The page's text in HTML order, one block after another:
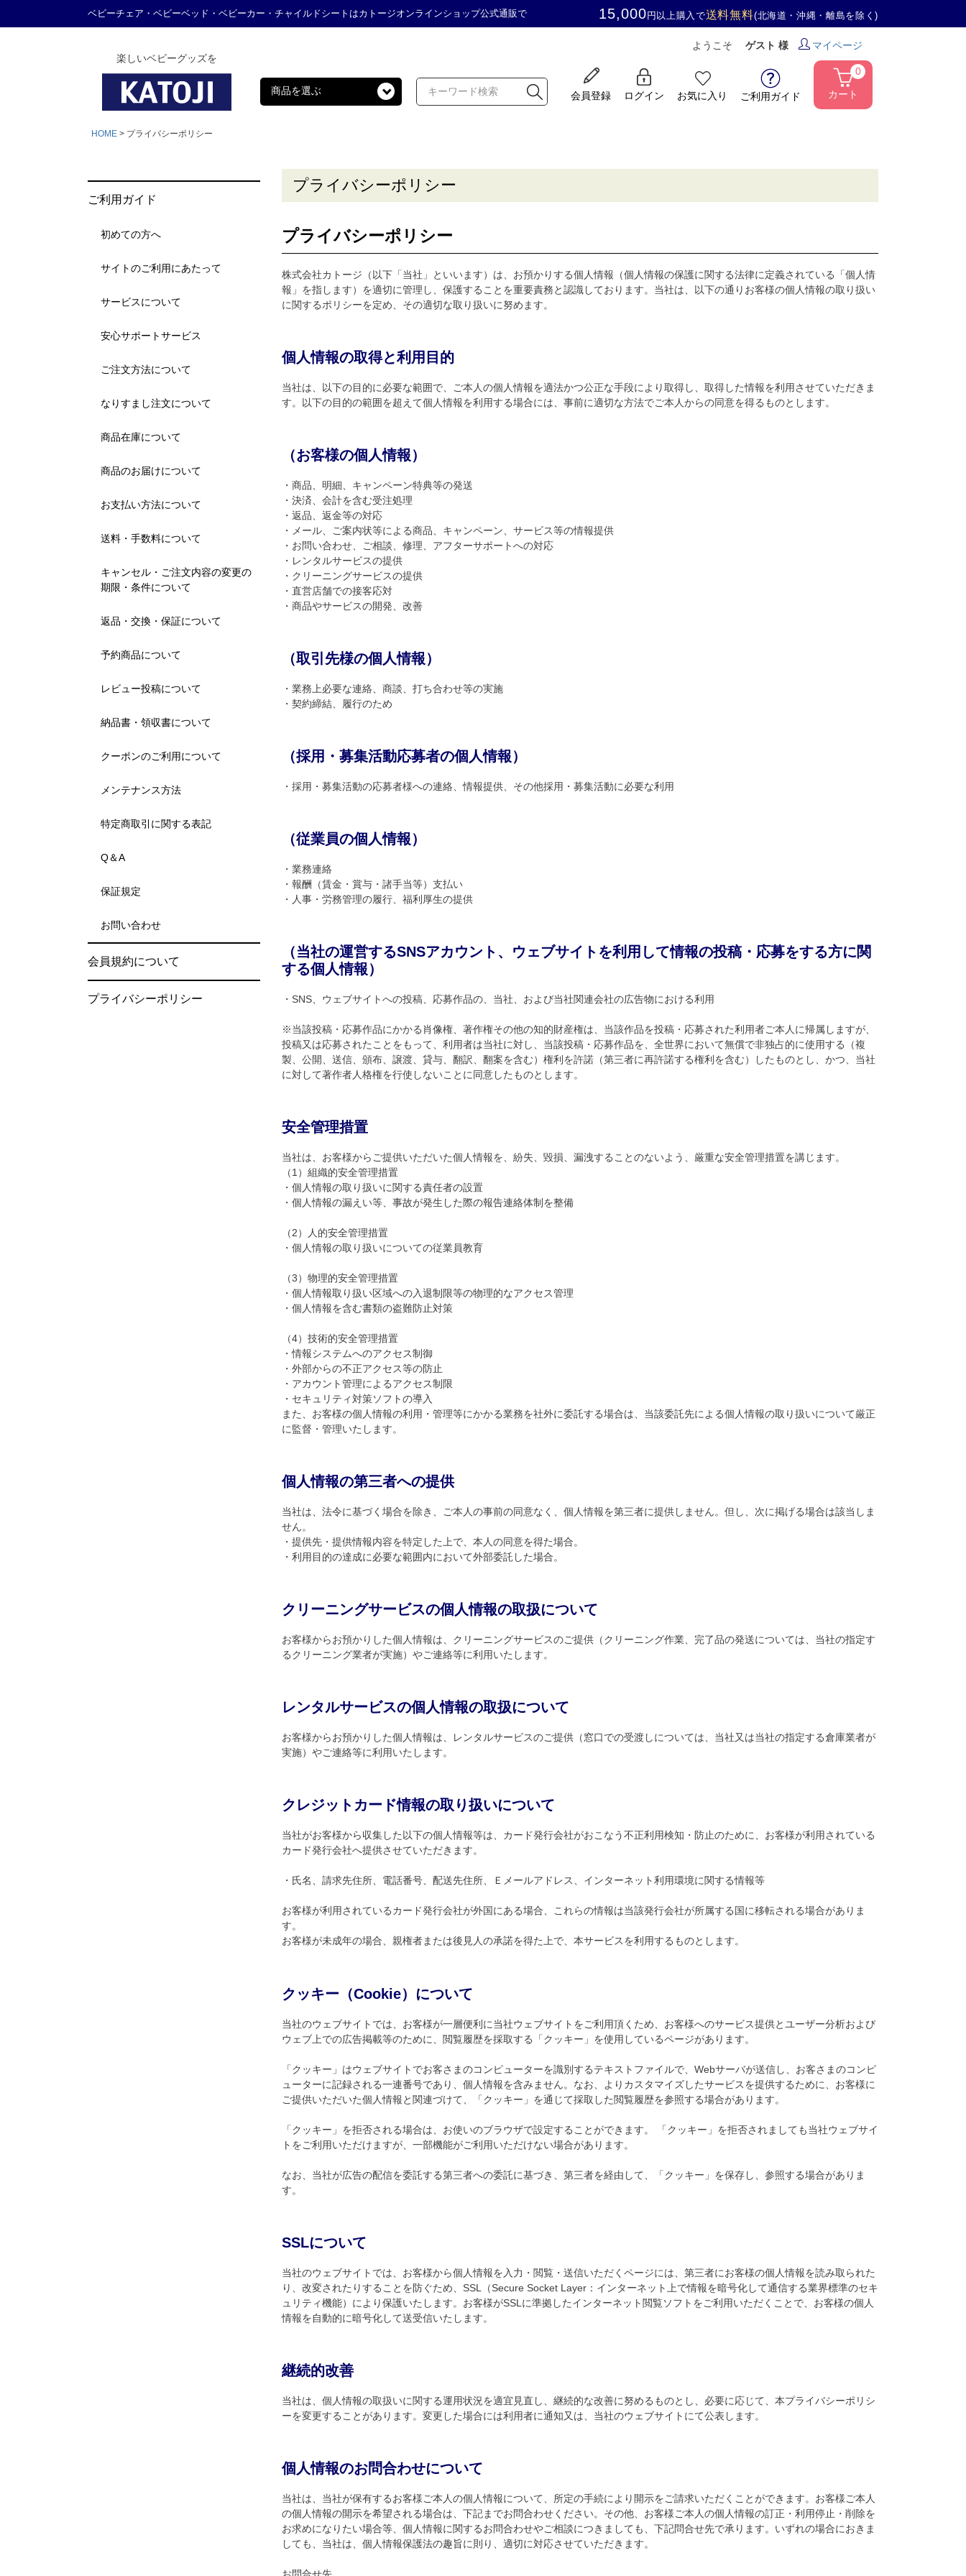
ベビーチェア・ベビーベッド・ベビーカー・チャイルドシートはカトージオンラインショップ公式通販で 15,000 円以上購入で送料無料(北海道・沖縄・離島を除く)
楽しいベビーグッズを
商品を選ぶ
ようこそ ゲスト 様 マイページ
会員登録 ログイン お気に入り ご利用ガイド カート
0
HOME プライバシーポリシー
ご利用ガイド
初めての方へ
サイトのご利用にあたって
サービスについて
安心サポートサービス
ご注文方法について
なりすまし注文について
商品在庫について
商品のお届けについて
お支払い方法について
送料・手数料について
キャンセル・ご注文内容の変更の
期限・条件について
返品・交換・保証について
予約商品について
レビュー投稿について
納品書・領収書について
クーポンのご利用について
メンテナンス方法
特定商取引に関する表記
Q＆A
保証規定
お問い合わせ
会員規約について
プライバシーポリシー
プライバシーポリシー
プライバシーポリシー
株式会社カトージ（以下「当社」といいます）は、お預かりする個人情報（個人情報の保護に関する法律に定義されている「個人情
報」を指します）を適切に管理し、保護することを重要責務と認識しております。当社は、以下の通りお客様の個人情報の取り扱い
に関するポリシーを定め、その適切な取り扱いに努めます。
個人情報の取得と利用目的
当社は、以下の目的に必要な範囲で、ご本人の個⼈情報を適法かつ公正な手段により取得し、取得した情報を利用させていただきま
す。以下の⽬的の範囲を超えて個⼈情報を利⽤する場合には、事前に適切な⽅法でご本人からの同意を得るものとします。
（お客様の個人情報）
・商品、明細、キャンペーン特典等の発送
・決済、会計を含む受注処理
・返品、返金等の対応
・メール、ご案内状等による商品、キャンペーン、サービス等の情報提供
・お問い合わせ、ご相談、修理、アフターサポートへの対応
・レンタルサービスの提供
・クリーニングサービスの提供
・直営店舗での接客応対
・商品やサービスの開発、改善
（取引先様の個人情報）
・業務上必要な連絡、商談、打ち合わせ等の実施
・契約締結、履行のため
（採用・募集活動応募者の個人情報）
・採用・募集活動の応募者様への連絡、情報提供、その他採用・募集活動に必要な利用
（従業員の個人情報）
・業務連絡
・報酬（賃金・賞与・諸手当等）支払い
・人事・労務管理の履行、福利厚生の提供
（当社の運営するSNSアカウント、ウェブサイトを利用して情報の投稿・応募をする方に関
する個人情報）
・SNS、ウェブサイトへの投稿、応募作品の、当社、および当社関連会社の広告物における利用
※当該投稿・応募作品にかかる肖像権、著作権その他の知的財産権は、当該作品を投稿・応募された利用者ご本人に帰属しますが、
投稿又は応募されたことをもって、利用者は当社に対し、当該投稿・応募作品を、全世界において無償で非独占的に使用する（複
製、公開、送信、頒布、譲渡、貸与、翻訳、翻案を含む）権利を許諾（第三者に再許諾する権利を含む）したものとし、かつ、当社
に対して著作者人格権を行使しないことに同意したものとします。
安全管理措置
当社は、お客様からご提供いただいた個人情報を、紛失、毀損、漏洩することのないよう、厳重な安全管理措置を講じます。
（1）組織的安全管理措置
・個人情報の取り扱いに関する責任者の設置
・個人情報の漏えい等、事故が発生した際の報告連絡体制を整備
（2）人的安全管理措置
・個人情報の取り扱いについての従業員教育
（3）物理的安全管理措置
・個人情報取り扱い区域への入退制限等の物理的なアクセス管理
・個人情報を含む書類の盗難防止対策
（4）技術的安全管理措置
・情報システムへのアクセス制御
・外部からの不正アクセス等の防止
・アカウント管理によるアクセス制限
・セキュリティ対策ソフトの導入
また、お客様の個人情報の利用・管理等にかかる業務を社外に委託する場合は、当該委託先による個人情報の取り扱いについて厳正
に監督・管理いたします。
個人情報の第三者への提供
当社は、法令に基づく場合を除き、ご本人の事前の同意なく、個人情報を第三者に提供しません。但し、次に掲げる場合は該当しま
せん。
・提供先・提供情報内容を特定した上で、本人の同意を得た場合。
・利用目的の達成に必要な範囲内において外部委託した場合。
クリーニングサービスの個人情報の取扱について
お客様からお預かりした個人情報は、クリーニングサービスのご提供（クリーニング作業、完了品の発送については、当社の指定す
るクリーニング業者が実施）やご連絡等に利用いたします。
レンタルサービスの個人情報の取扱について
お客様からお預かりした個人情報は、レンタルサービスのご提供（窓口での受渡しについては、当社又は当社の指定する倉庫業者が
実施）やご連絡等に利用いたします。
クレジットカード情報の取り扱いについて
当社がお客様から収集した以下の個人情報等は、カード発行会社がおこなう不正利用検知・防止のために、お客様が利用されている
カード発行会社へ提供させていただきます。
・氏名、請求先住所、電話番号、配送先住所、Ｅメールアドレス、インターネット利用環境に関する情報等
お客様が利用されているカード発行会社が外国にある場合、これらの情報は当該発行会社が所属する国に移転される場合がありま
す。
お客様が未成年の場合、親権者または後見人の承諾を得た上で、本サービスを利用するものとします。
クッキー（Cookie）について
当社のウェブサイトでは、お客様が一層便利に当社ウェブサイトをご利用頂くため、お客様へのサービス提供とユーザー分析および
ウェブ上での広告掲載等のために、閲覧履歴を採取する「クッキー」を使用しているページがあります。
「クッキー」はウェブサイトでお客さまのコンピューターを識別するテキストファイルで、Webサーバが送信し、お客さまのコンピ
ューターに記録される一連番号であり、個人情報を含みません。なお、よりカスタマイズしたサービスを提供するために、お客様に
ご提供いただいた個人情報と関連づけて、「クッキー」を通じて採取した閲覧履歴を参照する場合があります。
「クッキー」を拒否される場合は、お使いのブラウザで設定することができます。 「クッキー」を拒否されましても当社ウェブサイ
トをご利用いただけますが、一部機能がご利用いただけない場合があります。
なお、当社が広告の配信を委託する第三者への委託に基づき、第三者を経由して、「クッキー」を保存し、参照する場合がありま
す。
SSLについて
当社のウェブサイトでは、お客様から個人情報を入力・閲覧・送信いただくページには、第三者にお客様の個人情報を読み取られた
り、改変されたりすることを防ぐため、SSL（Secure Socket Layer：インターネット上で情報を暗号化して通信する業界標準のセキ
ュリティ機能）により保護いたします。お客様がSSLに準拠したインターネット閲覧ソフトをご利用いただくことで、お客様の個人
情報を自動的に暗号化して送受信いたします。
継続的改善
当社は、個人情報の取扱いに関する運用状況を適宜見直し、継続的な改善に努めるものとし、必要に応じて、本プライバシーポリシ
ーを変更することがあります。変更した場合には利用者に通知又は、当社のウェブサイトにて公表します。
個人情報のお問合わせについて
当社は、当社が保有するお客様ご本人の個人情報について、所定の手続により開示をご請求いただくことができます。お客様ご本人
の個人情報の開示を希望される場合は、下記までお問合わせください。その他、お客様ご本人の個人情報の訂正・利用停止・削除を
お求めになりたい場合等、個人情報に関するお問合わせやご相談につきましても、下記問合せ先で承ります。いずれの場合におきま
しても、当社は、個人情報保護法の趣旨に則り、適切に対応させていただきます。